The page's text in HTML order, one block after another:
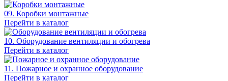
09. Коробки монтажные
Перейти в каталог
10. Оборудование вентиляции и обогрева
Перейти в каталог
11. Пожарное и охранное оборудование
Перейти в каталог